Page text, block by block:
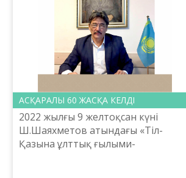
АСҚАРАЛЫ 60 ЖАСҚА КЕЛДІ
2022 жылғы 9 желтоқсан күні
Ш.Шаяхметов атындағы «Тіл-
Қазына ұлттық ғылыми-